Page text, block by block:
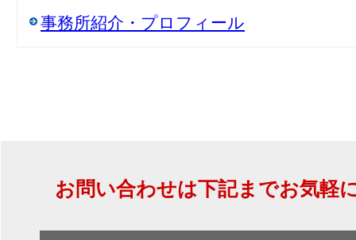
事務所紹介・プロフィール
お問い合わせは下記までお気軽